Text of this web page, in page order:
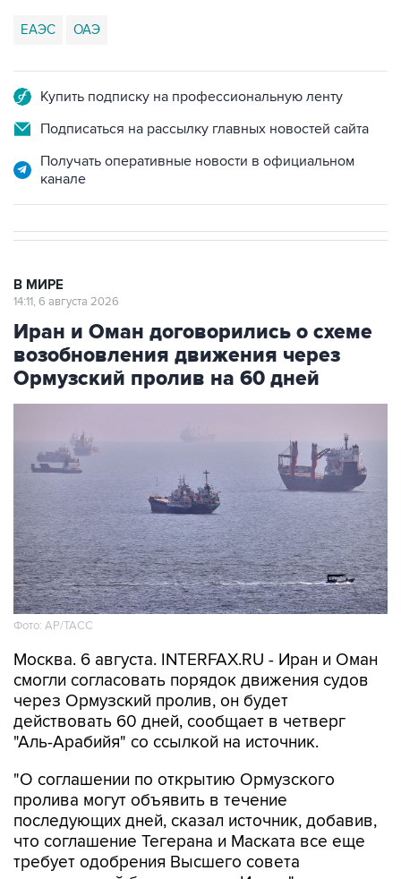
ЕАЭС ОАЭ
Купить подписку на профессиональную ленту
Подписаться на рассылку главных новостей сайта
Получать оперативные новости в официальном
канале
В МИРЕ
14:11, 6 августа 2026
Иран и Оман договорились о схеме
возобновления движения через
Ормузский пролив на 60 дней
Фото: AP/ТАСС
Москва. 6 августа. INTERFAX.RU - Иран и Оман
смогли согласовать порядок движения судов
через Ормузский пролив, он будет
действовать 60 дней, сообщает в четверг
"Аль-Арабийя" со ссылкой на источник.
"О соглашении по открытию Ормузского
пролива могут объявить в течение
последующих дней, сказал источник, добавив,
что соглашение Тегерана и Маската все еще
требует одобрения Высшего совета